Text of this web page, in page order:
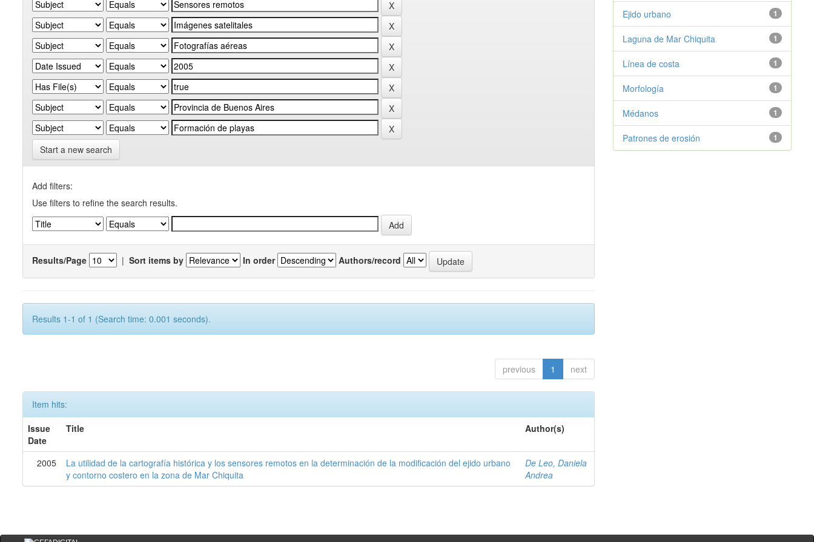
Start a new search
Add filters:
Use filters to refine the search results.
Results/Page | Sort items by In order Authors/record
Results 1-1 of 1 (Search time: 0.001 seconds).
previous 1 next
Item hits:
Issue
Date
Title Author(s)
2005
La utilidad de la cartografía histórica y los sensores remotos en la determinación de la modificación del ejido urbano
y contorno costero en la zona de Mar Chiquita
De Leo, Daniela
Andrea
1
Ejido urbano
1
Laguna de Mar Chiquita
1
Línea de costa
1
Morfología
1
Médanos
1
Patrones de erosión